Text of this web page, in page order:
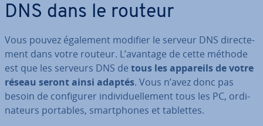
DNS dans le routeur
Vous pouvez également modifier le serveur DNS di­rec­te­
ment dans votre routeur. L’avantage de cette méthode
est que les serveurs DNS de tous les appareils de votre
réseau seront ainsi adaptés. Vous n’avez donc pas
besoin de con­fi­gu­rer in­di­vi­duel­le­ment tous les PC, or­di­
na­teurs portables, smart­phones et tablettes.